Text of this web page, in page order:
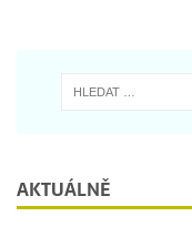
AKTUÁLNĚ